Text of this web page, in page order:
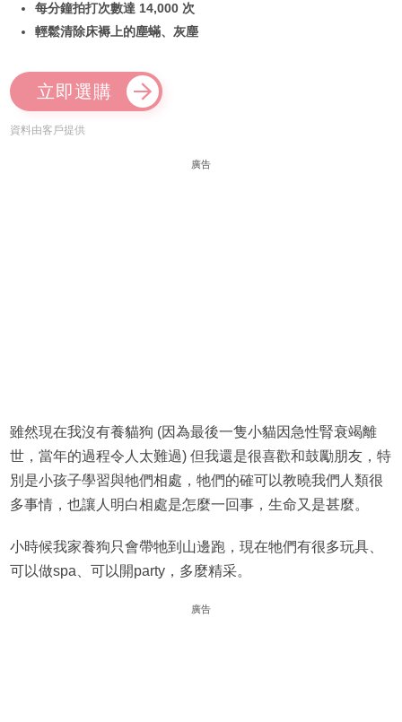
每分鐘拍打次數達 14,000 次
輕鬆清除床褥上的塵蟎、灰塵
立即選購
資料由客戶提供
廣告
雖然現在我沒有養貓狗 (因為最後一隻小貓因急性腎衰竭離
世，當年的過程令人太難過) 但我還是很喜歡和鼓勵朋友，特
別是小孩子學習與牠們相處，牠們的確可以教曉我們人類很
多事情，也讓人明白相處是怎麼一回事，生命又是甚麼。
小時候我家養狗只會帶牠到山邊跑，現在牠們有很多玩具、
可以做spa、可以開party，多麼精采。
廣告